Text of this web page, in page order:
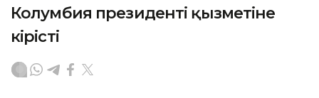
Колумбия президенті қызметіне
кірісті